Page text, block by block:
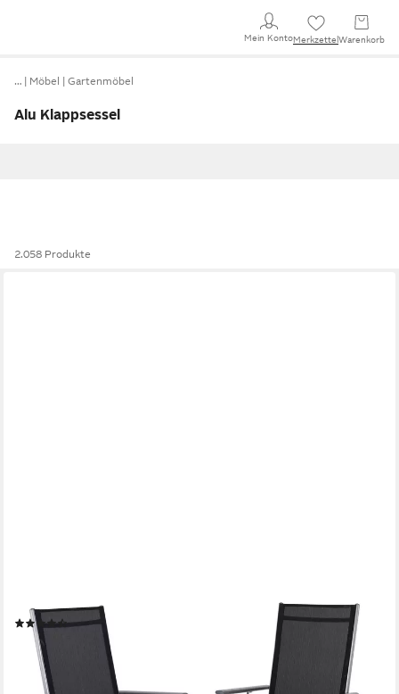
Mein KontoMerkzettel Warenkorb
… Möbel Gartenmöbel
Alu Klappsessel
2.058 Produkte
(2er-Set), zusammenklappbar, bis 110 kg
(24)
89,90 €
119,99 €
(44,95 €/ 1 Stk)
-25%